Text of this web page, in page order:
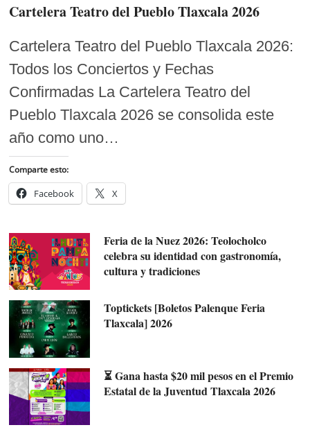
Cartelera Teatro del Pueblo Tlaxcala 2026
Cartelera Teatro del Pueblo Tlaxcala 2026:
Todos los Conciertos y Fechas
Confirmadas La Cartelera Teatro del
Pueblo Tlaxcala 2026 se consolida este
año como uno…
Comparte esto:
Facebook X
Feria de la Nuez 2026: Teolocholco
celebra su identidad con gastronomía,
cultura y tradiciones
Toptickets [Boletos Palenque Feria
Tlaxcala] 2026
⏳ Gana hasta $20 mil pesos en el Premio
Estatal de la Juventud Tlaxcala 2026